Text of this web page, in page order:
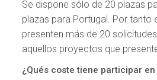
Se dispone sólo de 20 plazas
plazas para Portugal. Por tanto
presenten más de 20
aquellos proyectos que
¿Qués coste tiene participar en